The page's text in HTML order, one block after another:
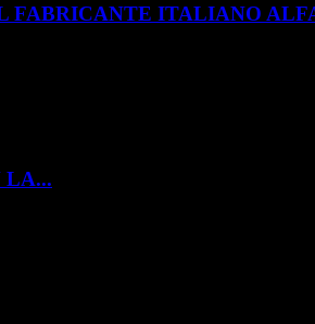
FABRICANTE ITALIANO
LA...